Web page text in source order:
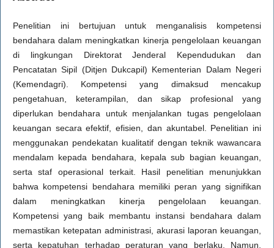
Penelitian ini bertujuan untuk menganalisis kompetensi
bendahara dalam meningkatkan kinerja pengelolaan keuangan
di lingkungan Direktorat Jenderal Kependudukan dan
Pencatatan Sipil (Ditjen Dukcapil) Kementerian Dalam Negeri
(Kemendagri). Kompetensi yang dimaksud mencakup
pengetahuan, keterampilan, dan sikap profesional yang
diperlukan bendahara untuk menjalankan tugas pengelolaan
keuangan secara efektif, efisien, dan akuntabel. Penelitian ini
menggunakan pendekatan kualitatif dengan teknik wawancara
mendalam kepada bendahara, kepala sub bagian keuangan,
serta staf operasional terkait. Hasil penelitian menunjukkan
bahwa kompetensi bendahara memiliki peran yang signifikan
dalam meningkatkan kinerja pengelolaan keuangan.
Kompetensi yang baik membantu instansi bendahara dalam
memastikan ketepatan administrasi, akurasi laporan keuangan,
serta kepatuhan terhadap peraturan yang berlaku. Namun,